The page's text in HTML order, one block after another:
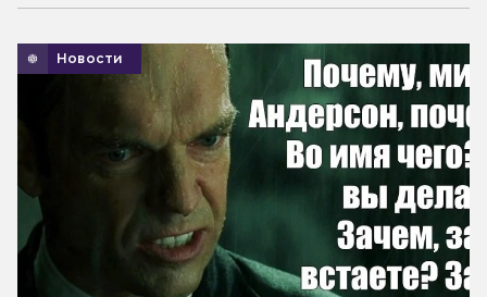
Новости